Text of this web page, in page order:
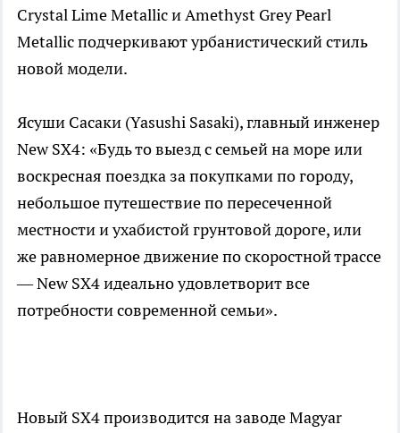
Crystal Lime Metallic и Amethyst Grey Pearl
Metallic подчеркивают урбанистический стиль
новой модели.
Ясуши Сасаки (Yasushi Sasaki), главный инженер
New SX4: «Будь то выезд с семьей на море или
воскресная поездка за покупками по городу,
небольшое путешествие по пересеченной
местности и ухабистой грунтовой дороге, или
же равномерное движение по скоростной трассе
— New SX4 идеально удовлетворит все
потребности современной семьи».
Новый SX4 производится на заводе Magyar